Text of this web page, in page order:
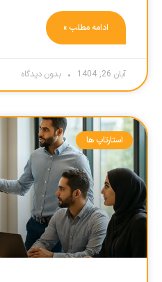
ادامه مطلب »
آبان 26, 1404 بدون دیدگاه
استارتاپ ها